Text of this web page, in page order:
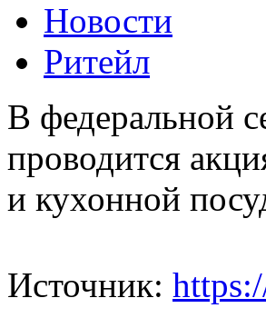
Новости
Ритейл
В федеральной
проводится
и кухонной
Источник: